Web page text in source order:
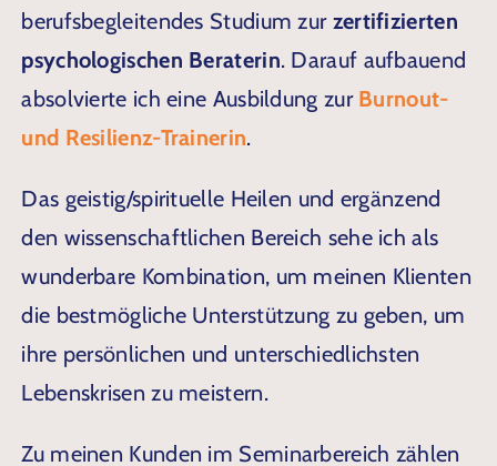
berufsbegleitendes Studium zur zertifizierten
psychologischen Beraterin. Darauf aufbauend
absolvierte ich eine Ausbildung zur Burnout-
und Resilienz-Trainerin.
Das geistig/spirituelle Heilen und ergänzend
den wissenschaftlichen Bereich sehe ich als
wunderbare Kombination, um meinen Klienten
die bestmögliche Unterstützung zu geben, um
ihre persönlichen und unterschiedlichsten
Lebenskrisen zu meistern.
Zu meinen Kunden im Seminarbereich zählen